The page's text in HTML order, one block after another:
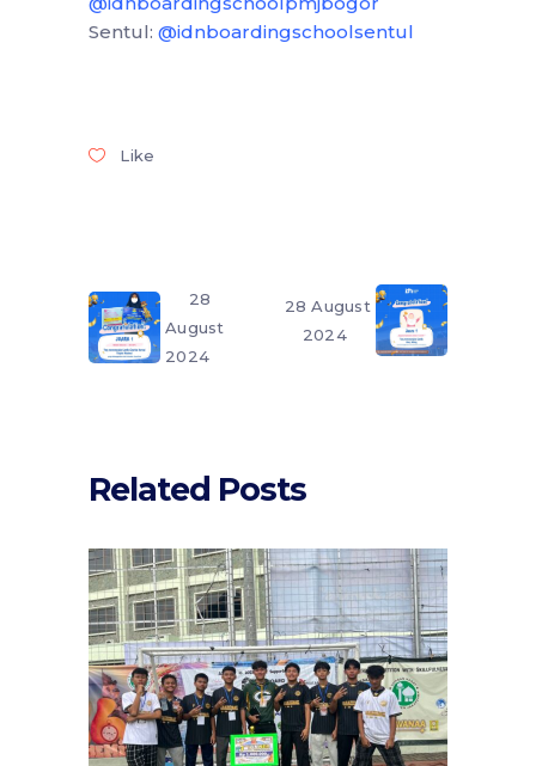
Sentul: @idnboardingschoolsentul
Like
28
August
2024
28 August
2024
Related Posts